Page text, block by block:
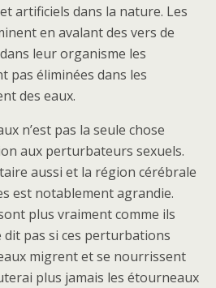
artificiels dans la nature. Les
en avalant des vers de
leur organisme les
pas éliminées dans les
des eaux.
n’est pas la seule chose
aux perturbateurs sexuels.
aussi et la région cérébrale
est notablement agrandie.
plus vraiment comme ils
dit pas si ces perturbations
migrent et se nourrissent
plus jamais les étourneaux